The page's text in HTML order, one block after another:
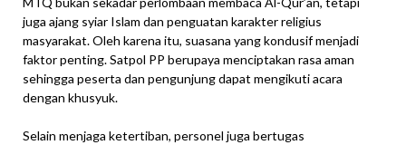
juga ajang syiar Islam dan penguatan karakter religius
masyarakat. Oleh karena itu, suasana yang kondusif menjadi
faktor penting. Satpol PP berupaya menciptakan rasa aman
sehingga peserta dan pengunjung dapat mengikuti acara
dengan khusyuk.
Selain menjaga ketertiban, personel juga bertugas